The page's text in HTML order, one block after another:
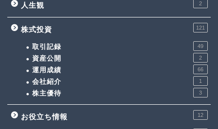
人生観 2
株式投資 121
取引記録 49
資産公開 2
運用成績 66
会社紹介 1
株主優待 3
お役立ち情報 12